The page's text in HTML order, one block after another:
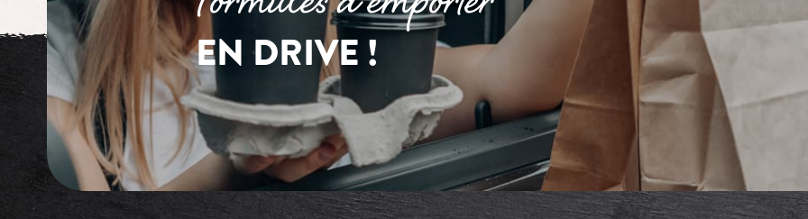
EN DRIVE !